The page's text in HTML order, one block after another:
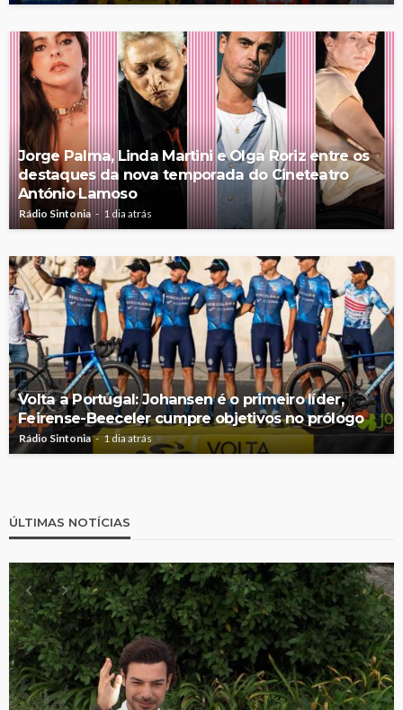
Jorge Palma, Linda Martini e Olga Roriz entre os
destaques da nova temporada do Cineteatro
António Lamoso
Rádio Sintonia 1 dia atrás
Volta a Portugal: Johansen é o primeiro líder,
Feirense-Beeceler cumpre objetivos no prólogo
Rádio Sintonia 1 dia atrás
ÚLTIMAS NOTÍCIAS